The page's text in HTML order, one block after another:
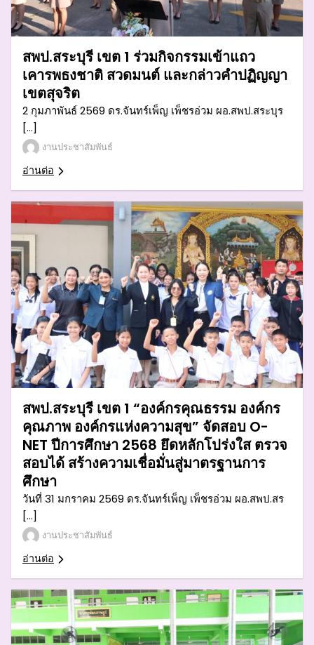
สพป.สระบุรี เขต 1 ร่วมกิจกรรมเข้าแถว
เคารพธงชาติ สวดมนต์ และกล่าวคำปฏิญญา
เขตสุจริต
2 กุมภาพันธ์ 2569 ดร.จันทร์เพ็ญ เพ็ชรอ่วม ผอ.สพป.สระบุร
[…]
งานประชาสัมพันธ์
อ่านต่อ
สพป.สระบุรี เขต 1 “องค์กรคุณธรรม องค์กร
คุณภาพ องค์กรแห่งความสุข” จัดสอบ O-
NET ปีการศึกษา 2568 ยึดหลักโปร่งใส ตรวจ
สอบได้ สร้างความเชื่อมั่นสู่มาตรฐานการ
ศึกษา
วันที่ 31 มกราคม 2569 ดร.จันทร์เพ็ญ เพ็ชรอ่วม ผอ.สพป.สร
[…]
งานประชาสัมพันธ์
อ่านต่อ